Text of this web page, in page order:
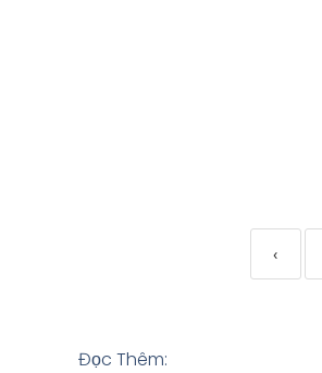
‹
Đọc Thêm: